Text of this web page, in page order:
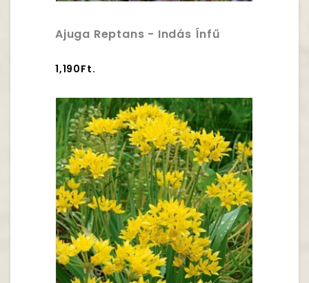
Ajuga Reptans - Indás Ínfű
1,190Ft.